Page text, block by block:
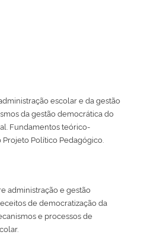
e Comunicações
escolar e da gestão
da gestão democrática do
Fundamentos teórico-
Político Pedagógico.
administração e gestão
de democratização da
e processos de